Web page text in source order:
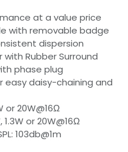
at a value price
with removable badge
dispersion
Rubber Surround
phase plug
daisy-chaining and
or 20W@16Ω
1.3W or 20W@16Ω
103db@1m